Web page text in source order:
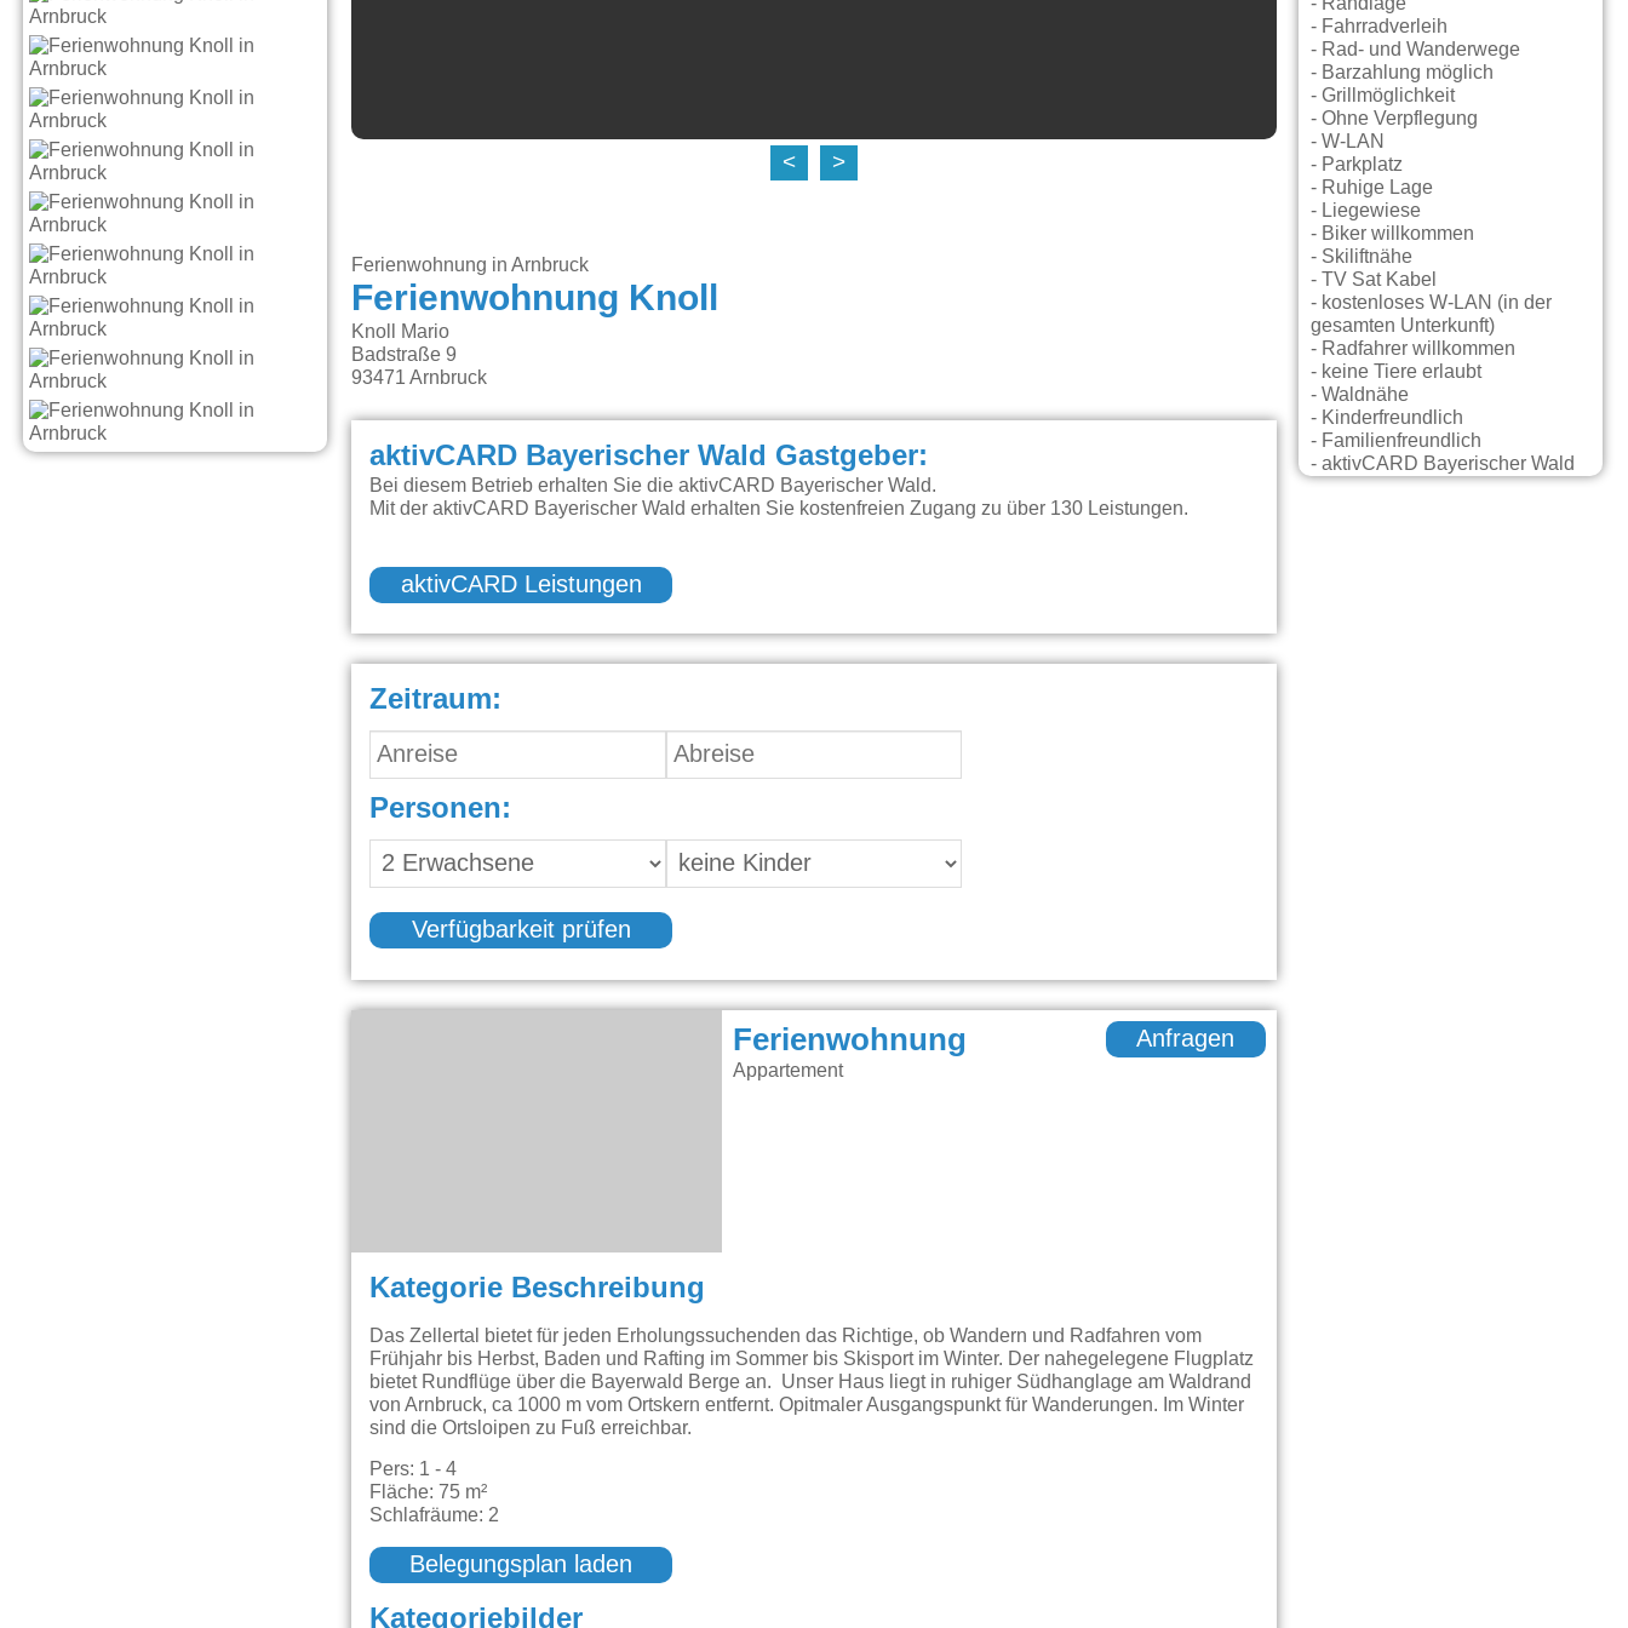
< >
Ferienwohnung in Arnbruck
Ferienwohnung Knoll
Knoll Mario
Badstraße 9
93471 Arnbruck
aktivCARD Bayerischer Wald Gastgeber:
Bei diesem Betrieb erhalten Sie die aktivCARD Bayerischer Wald.
Mit der aktivCARD Bayerischer Wald erhalten Sie kostenfreien Zugang zu über 130 Leistungen.
aktivCARD Leistungen
Zeitraum:
Personen:
Verfügbarkeit prüfen
Ferienwohnung
Appartement
Anfragen
Kategorie Beschreibung
Das Zellertal bietet für jeden Erholungssuchenden das Richtige, ob Wandern und Radfahren vom
Frühjahr bis Herbst, Baden und Rafting im Sommer bis Skisport im Winter. Der nahegelegene Flugplatz
bietet Rundflüge über die Bayerwald Berge an. Unser Haus liegt in ruhiger Südhanglage am Waldrand
von Arnbruck, ca 1000 m vom Ortskern entfernt. Opitmaler Ausgangspunkt für Wanderungen. Im Winter
sind die Ortsloipen zu Fuß erreichbar.
Pers: 1 - 4
Fläche: 75 m²
Schlafräume: 2
Belegungsplan laden
Kategoriebilder
- Randlage
- Fahrradverleih
- Rad- und Wanderwege
- Barzahlung möglich
- Grillmöglichkeit
- Ohne Verpflegung
- W-LAN
- Parkplatz
- Ruhige Lage
- Liegewiese
- Biker willkommen
- Skiliftnähe
- TV Sat Kabel
- kostenloses W-LAN (in der
gesamten Unterkunft)
- Radfahrer willkommen
- keine Tiere erlaubt
- Waldnähe
- Kinderfreundlich
- Familienfreundlich
- aktivCARD Bayerischer Wald